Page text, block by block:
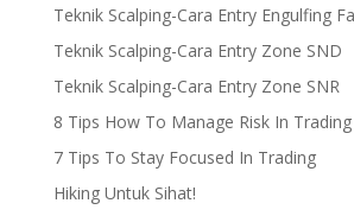
Teknik Scalping-Cara Entry Engulfing
Teknik Scalping-Cara Entry Zone SND
Teknik Scalping-Cara Entry Zone SNR
8 Tips How To Manage Risk In Trading
7 Tips To Stay Focused In Trading
Hiking Untuk Sihat!